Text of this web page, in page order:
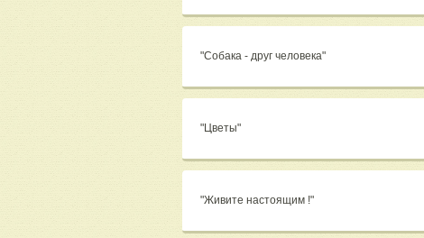
"Собака - друг человека"
"Цветы"
"Живите настоящим !"